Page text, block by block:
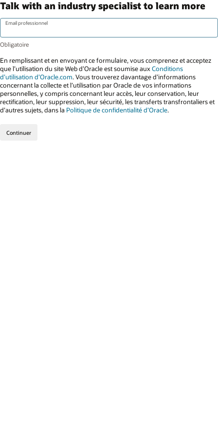
Talk with an industry specialist to learn more
Email professionnel
En remplissant et en envoyant ce formulaire, vous comprenez et acceptez
que l’utilisation du site Web d’Oracle est soumise auxConditions
d’utilisation d’Oracle.com. Vous trouverez davantage d’informations
concernant la collecte et l’utilisation par Oracle de vos informations
personnelles, y compris concernant leur accès, leur conservation, leur
rectification, leur suppression, leur sécurité, les transferts transfrontaliers et
d’autres sujets, dans la Politique de confidentialité d’Oracle.
Continuer